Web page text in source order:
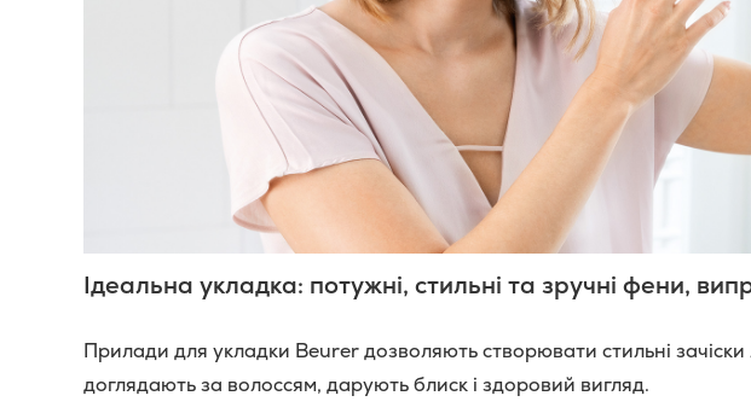
Ідеальна укладка: потужні, стильні та зручні фени,
Прилади для укладки Beurer дозволяють створювати стильні
доглядають за волоссям, дарують блиск і здоровий вигляд.